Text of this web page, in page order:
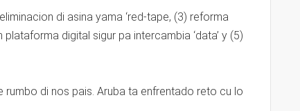
di asina yama ‘red-tape, (3) reforma
digital sigur pa intercambia ‘data’ y (5)
di nos pais. Aruba ta enfrentado reto cu lo